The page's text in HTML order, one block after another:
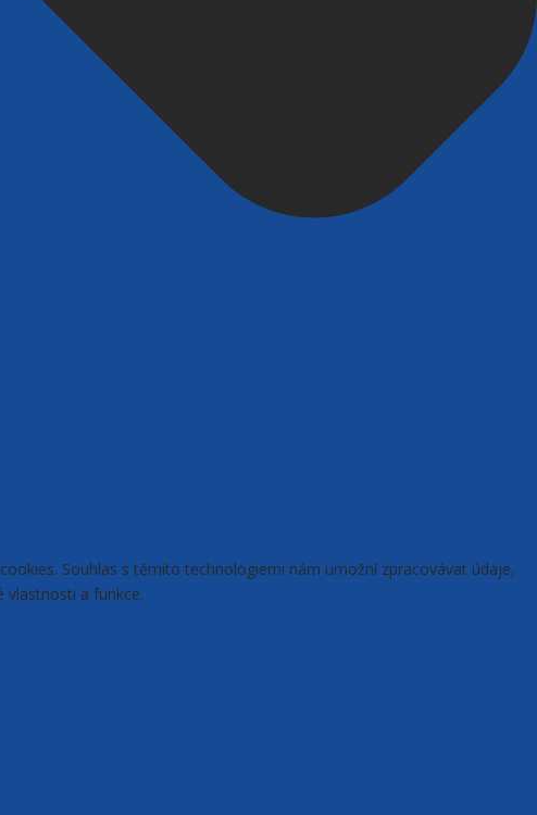
Souhlas s těmito technologiemi nám umožní zpracovávat údaje,
vlastnosti a funkce.